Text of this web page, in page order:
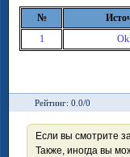
№
1
Рейтинг: 0.0/0
Если вы смотрите
Также, иногда вы